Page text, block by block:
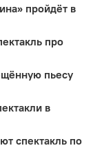
пройдёт в
про
пьесу
в
спектакль по